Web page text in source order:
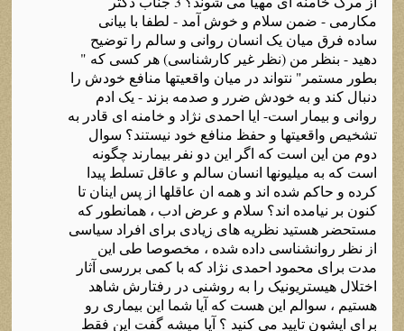
مکارمی - ضمن سلام و خوش آمد - لطفا با بیانی
ساده فرق میان یک انسان روانی و سالم را توضیح
دهید - بنظر من (نظر غیر کارشناسی) هر کسی که "
بطور مستمر" نتواند در میان واقعیتها منافع خودش را
دنبال کند و به خودش ضرر و صدمه بزند - یک ادم
روانی و بیمار است- ایا احمدی نژاد و خامنه ای قادر به
تشخیص واقعیتها و حفظ منافع خود نیستند؟ سوال
دوم من این است که اگر این دو نفر بیمارند چگونه
است که به میلیونها انسان سالم و عاقل تسلط پیدا
کرده و حاکم شده اند و همه ان عاقلها از پس اینان تا
کنون بر نیامده اند؟ سلام و عرض ادب ، همانطور که
مستحضر هستید نظریه های زیادی برای افراد سیاسی
از نظر روانشناسی داده شده ، مخصوصا طی این
مدت برای محمود احمدی نژاد که با کمی بررسی آثار
اختلال هیستریونیک را به روشنی در رفتارش شاهد
هستیم ، سوالم این هست که آیا شما این بیماری رو
برای ایشون تایید می کنید ؟ آیا میشه گفت این فقط